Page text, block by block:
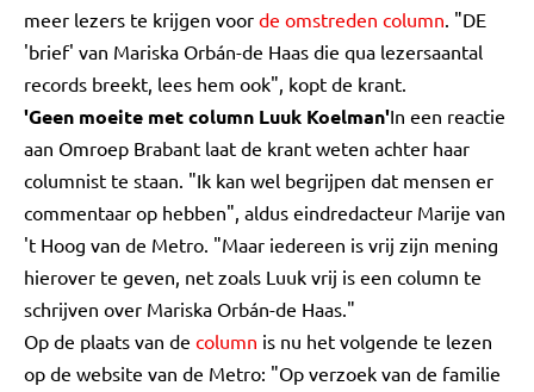
meer lezers te krijgen voor de omstreden column. "DE
'brief' van Mariska Orbán-de Haas die qua lezersaantal
records breekt, lees hem ook", kopt de krant.
'Geen moeite met column Luuk Koelman'In een reactie
aan Omroep Brabant laat de krant weten achter haar
columnist te staan. "Ik kan wel begrijpen dat mensen er
commentaar op hebben", aldus eindredacteur Marije van
't Hoog van de Metro. "Maar iedereen is vrij zijn mening
hierover te geven, net zoals Luuk vrij is een column te
schrijven over Mariska Orbán-de Haas."
Op de plaats van de column is nu het volgende te lezen
op de website van de Metro: "Op verzoek van de familie